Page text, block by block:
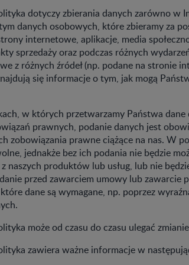
dotyczy zbierania danych zarówno w
danych osobowych, które zbieramy za
internetowe, aplikacje, media
sprzedaży oraz podczas różnych
z różnych źródeł (np. podane na stronie
się informacje o tym, jak mogą
w których przetwarzamy Państwa
prawnych, podanie danych jest
zobowiązania prawne ciążące na nas. W
jednakże bez ich podania nie będzie
naszych produktów lub usług, lub nie
przed zawarciem umowy lub zawarcie
dane są wymagane, np. poprzez
może od czasu do czasu ulegać
zawiera ważne informacje w